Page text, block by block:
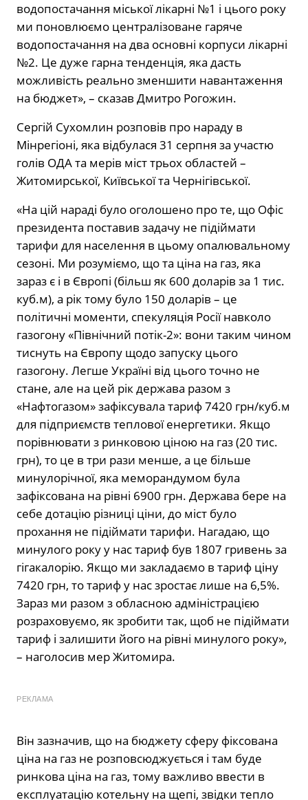
водопостачання міської лікарні №1 і цього року
ми поновлюємо централізоване гаряче
водопостачання на два основні корпуси лікарні
№2. Це дуже гарна тенденція, яка дасть
можливість реально зменшити навантаження
на бюджет», – сказав Дмитро Рогожин.
Сергій Сухомлин розповів про нараду в
Мінрегіоні, яка відбулася 31 серпня за участю
голів ОДА та мерів міст трьох областей –
Житомирської, Київської та Чернігівської.
«На цій нараді було оголошено про те, що Офіс
президента поставив задачу не підіймати
тарифи для населення в цьому опалювальному
сезоні. Ми розуміємо, що та ціна на газ, яка
зараз є і в Європі (більш як 600 доларів за 1 тис.
куб.м), а рік тому було 150 доларів – це
політичні моменти, спекуляція Росії навколо
газогону «Північний потік-2»: вони таким чином
тиснуть на Європу щодо запуску цього
газогону. Легше Україні від цього точно не
стане, але на цей рік держава разом з
«Нафтогазом» зафіксувала тариф 7420 грн/куб.м
для підприємств теплової енергетики. Якщо
порівнювати з ринковою ціною на газ (20 тис.
грн), то це в три рази менше, а це більше
минулорічної, яка меморандумом була
зафіксована на рівні 6900 грн. Держава бере на
себе дотацію різниці ціни, до міст було
прохання не підіймати тарифи. Нагадаю, що
минулого року у нас тариф був 1807 гривень за
гігакалорію. Якщо ми закладаємо в тариф ціну
7420 грн, то тариф у нас зростає лише на 6,5%.
Зараз ми разом з обласною адміністрацією
розраховуємо, як зробити так, щоб не підіймати
тариф і залишити його на рівні минулого року»,
– наголосив мер Житомира.
РЕКЛАМА
Він зазначив, що на бюджету сферу фіксована
ціна на газ не розповсюджується і там буде
ринкова ціна на газ, тому важливо ввести в
експлуатацію котельну на щепі, звідки тепло